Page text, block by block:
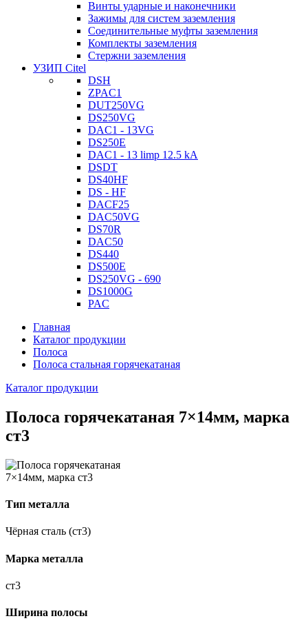
Винты ударные и наконечники
Зажимы для систем заземления
Соединительные муфты заземления
Комплекты заземления
Стержни заземления
УЗИП Citel
DSH
ZPAC1
DUT250VG
DS250VG
DAC1 - 13VG
DS250E
DAC1 - 13 limp 12.5 kA
DSDT
DS40HF
DS - HF
DACF25
DAC50VG
DS70R
DAC50
DS440
DS500E
DS250VG - 690
DS1000G
PAC
Главная
Каталог продукции
Полоса
Полоса стальная горячекатаная
Каталог продукции
Полоса горячекатаная 7×14мм, марка
ст3
Тип металла
Чёрная сталь (ст3)
Марка металла
ст3
Ширина полосы